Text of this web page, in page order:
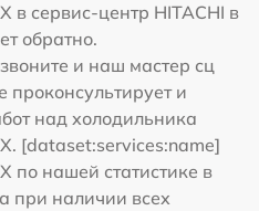
в сервис-центр HITACHI в
обратно.
и наш мастер сц
проконсультирует и
над холодильника
[dataset:services:name]
по нашей статистике в
при наличии всех